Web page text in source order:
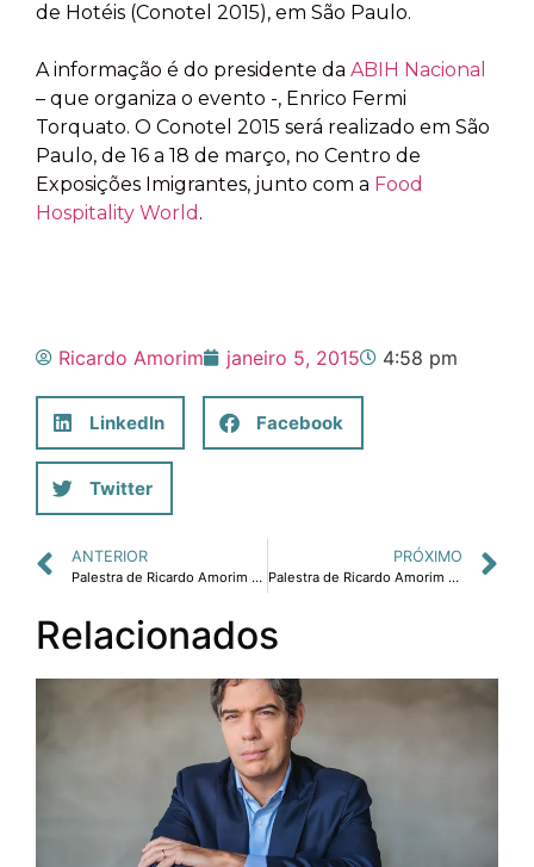
de Hotéis (Conotel 2015), em São Paulo.
A informação é do presidente da ABIH Nacional
– que organiza o evento -, Enrico Fermi
Torquato. O Conotel 2015 será realizado em São
Paulo, de 16 a 18 de março, no Centro de
Exposições Imigrantes, junto com a Food
Hospitality World .
Ricardo Amorim janeiro 5, 2015 4:58 pm
LinkedIn Facebook
Twitter
ANTERIOR
Palestra de Ricardo Amorim será destaque da Show Safra BR 163
PRÓXIMO
Palestra de Ricardo Amorim sobre a Infraestrutura no Brasil
Relacionados